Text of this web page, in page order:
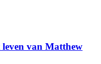
van Matthew